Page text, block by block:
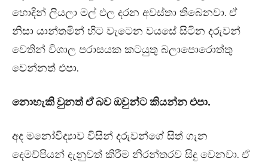
හොදින් ලියලා මල් ඵල දරන අවස්තා තිබෙනවා. ඒ
නිසා යාන්තමින් හිට වැටෙන වයසේ සිටින දරුවන්
වෙතින් විශාල පරාසයක කටයුතු බලාපොරොත්තු
වෙන්නත් එපා.
නොහැකි වුනත් ඒ බව ඔවුන්ට කියන්න එපා.
අද මනෝවිද්‍යාව විසින් දරුවන්ගේ සිත් ගැන
දෙමව්පියන් දැනුවත් කිරීම නිරන්තරව සිදු වෙනවා. ඒ